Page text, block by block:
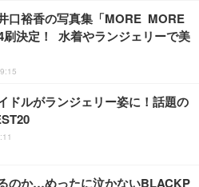
口裕香の写真集「MORE MORE
刷決定！ 水着やランジェリーで美
ドルがランジェリー姿に！話題の
のか…めったに泣かないBLACKP